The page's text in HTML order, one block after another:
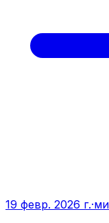
19 февр. 2026 г.·